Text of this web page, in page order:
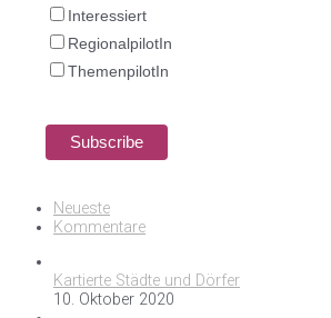
Interessiert
RegionalpilotIn
ThemenpilotIn
Neueste
Kommentare
Kartierte Städte und Dörfer
10. Oktober 2020